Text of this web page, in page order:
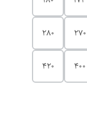
270
280
400
420